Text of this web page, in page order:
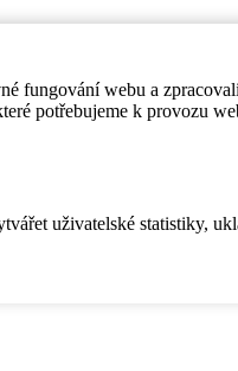
fungování webu a
potřebujeme k provozu
uživatelské statistiky,